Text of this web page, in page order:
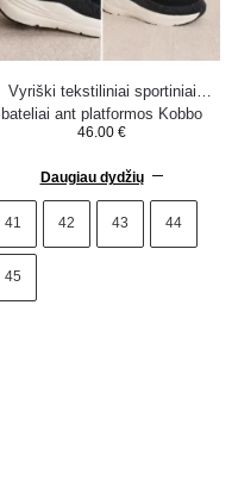
Vyriški tekstiliniai sportiniai
bateliai ant platformos Kobbo
102421 juodi
46.00 €
Daugiau dydžių
41 42 43 44
45